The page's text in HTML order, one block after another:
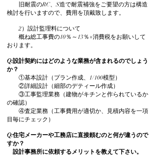
旧耐震のRC、S造で耐震補強をご要望の方は構造
検討を行いますので、費用を頂戴致します。
2）設計監理料について
概ね総工事費の10％～13％+消費税をお願いして
おります。
Q:設計契約にはどのような業務が含まれるのでしょう
か？
①基本設計（プラン作成、1/100模型）
②詳細設計（細部のデティール作成）
③工事監理業務（建物がキチンと作られているか
の確認）
④査定業務（工事費用が適切か、見積内容を一項
目毎にチェック）
Q:住宅メーカーや工務店に直接頼むのと何が違うので
すか？
設計事務所に依頼するメリットを教えて下さい。